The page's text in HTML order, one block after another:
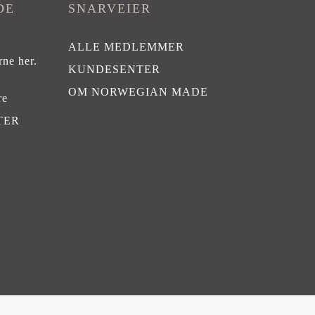
her.
SNARVEIER
ALLE MEDLEMMER
KUNDESENTER
OM NORWEGIAN MADE